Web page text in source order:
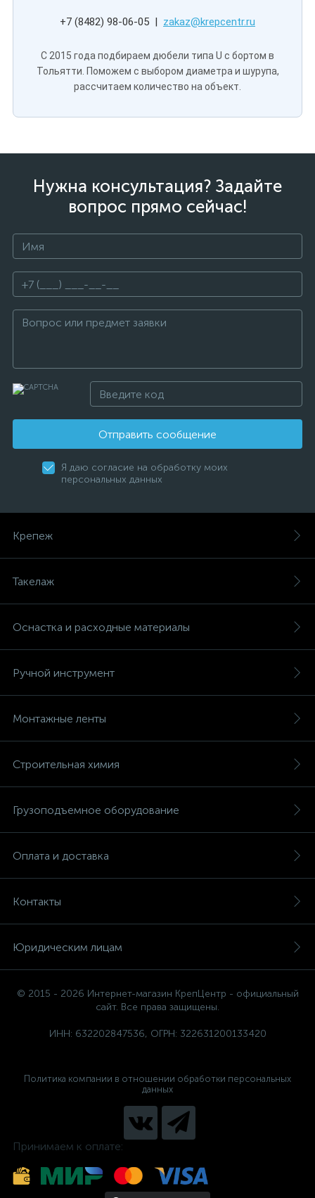
+7 (8482) 98-06-05 | zakaz@krepcentr.ru
С 2015 года подбираем дюбели типа U с бортом в
Тольятти. Поможем с выбором диаметра и шурупа,
рассчитаем количество на объект.
Нужна консультация? Задайте
вопрос прямо сейчас!
Отправить сообщение
Я даю согласие на обработку моих
персональных данных
Крепеж
Такелаж
Оснастка и расходные материалы
Ручной инструмент
Монтажные ленты
Строительная химия
Грузоподъемное оборудование
Оплата и доставка
Контакты
Юридическим лицам
© 2015 - 2026 Интернет-магазин КрепЦентр - официальный
сайт. Все права защищены.
ИНН: 632202847536, ОГРН: 322631200133420
Политика компании в отношении обработки персональных
данных
Принимаем к оплате: